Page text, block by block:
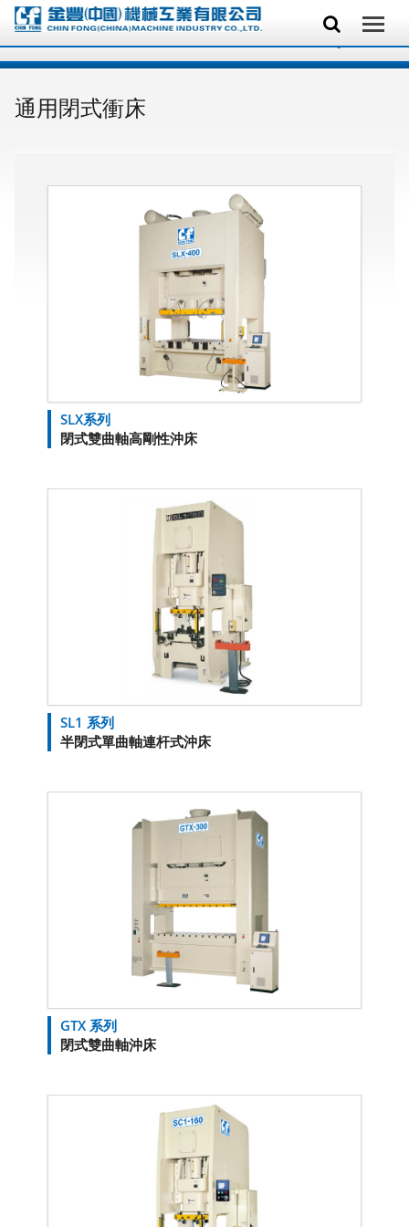
通用閉式衝床
SLX系列
閉式雙曲軸高剛性沖床
SL1 系列
半閉式單曲軸連杆式沖床
GTX 系列
閉式雙曲軸沖床